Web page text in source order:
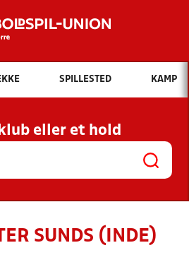
Hvad vil du søge efter?
INDHOLD OG NYHEDER
KLUBBER OG
HOLD
SPILLESTED KAMP
eller et hold
SUNDS (INDE)